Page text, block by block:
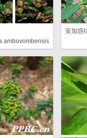
ambovombensis
安加惑